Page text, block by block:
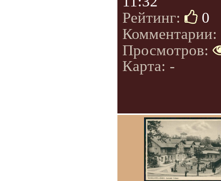
Рейтинг:
0
Комментарии:
Просмотров:
Карта: -